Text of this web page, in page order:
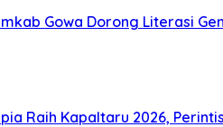
Gowa Dorong Literasi
Raih Kapaltaru 2026,